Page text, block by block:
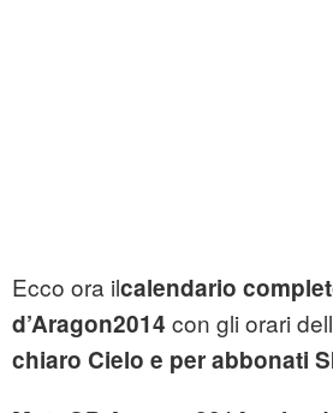
Ecco ora ilcalendario
d’Aragon2014 con gli orari
chiaro Cielo e per abbonati